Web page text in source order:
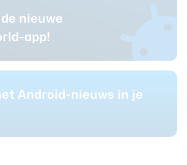
nieuwe
app!
Android-nieuws in je